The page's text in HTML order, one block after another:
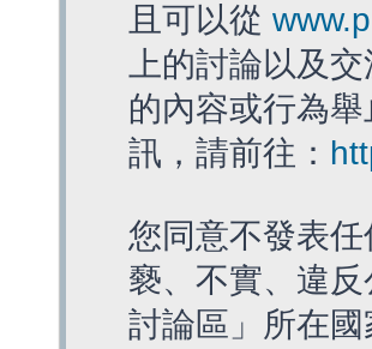
且可以從
上的討論以及
的內容或行為
訊，請前往：
您同意不發表
褻、不實、違
討論區」所在